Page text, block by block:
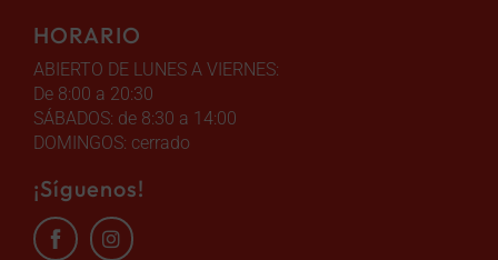
HORARIO
ABIERTO DE LUNES A VIERNES:
De 8:00 a 20:30
SÁBADOS: de 8:30 a 14:00
DOMINGOS: cerrado
¡Síguenos!